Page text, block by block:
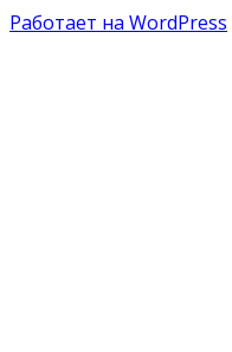
Работает на WordPress